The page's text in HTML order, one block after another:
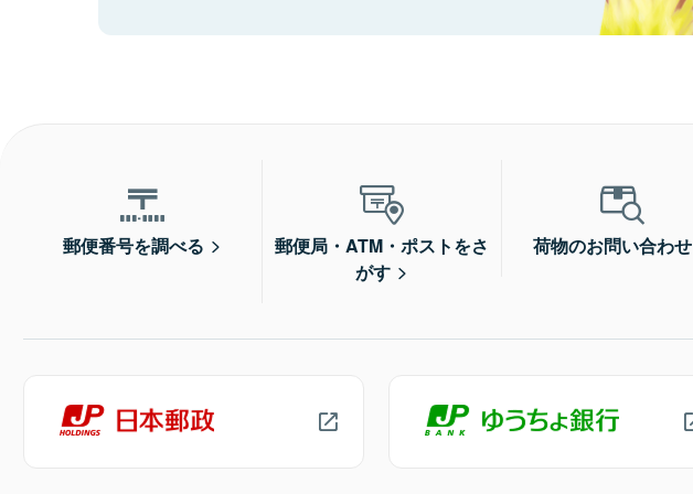
郵便番号を調べる
郵便局・ATM・ポストをさ
がす
荷物のお問い合わせ